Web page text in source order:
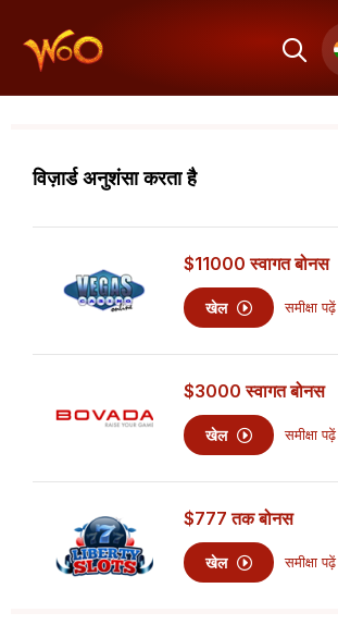
विज़ार्ड अनुशंसा करता है
$11000 स्वागत बोनस
खेल समीक्षा पढ़ें
$3000 स्वागत बोनस
खेल समीक्षा पढ़ें
$777 तक बोनस
खेल समीक्षा पढ़ें